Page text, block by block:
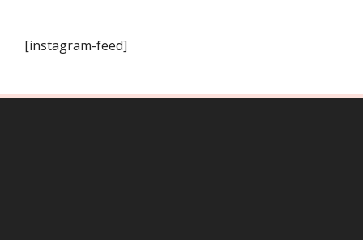
[instagram-feed]